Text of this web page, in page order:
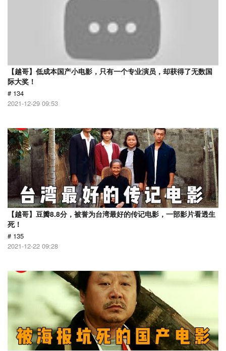
【越哥】低成本国产小电影，只有一个专业演员，却获得了无数国
际大奖！
# 134
2021-12-29 09:53
【越哥】豆瓣8.8分，被誉为台湾最好的传记电影，一部影片看透生
死！
# 135
2021-12-22 09:28